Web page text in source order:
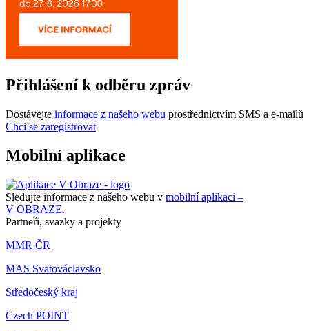
Přihlášení k odběru zpráv
Dostávejte informace z našeho webu prostřednictvím SMS a e-mailů
Chci se zaregistrovat
Mobilní aplikace
Sledujte informace z našeho webu v mobilní aplikaci –
V OBRAZE.
Partneři, svazky a projekty
MMR ČR
MAS Svatováclavsko
Středočeský kraj
Czech POINT